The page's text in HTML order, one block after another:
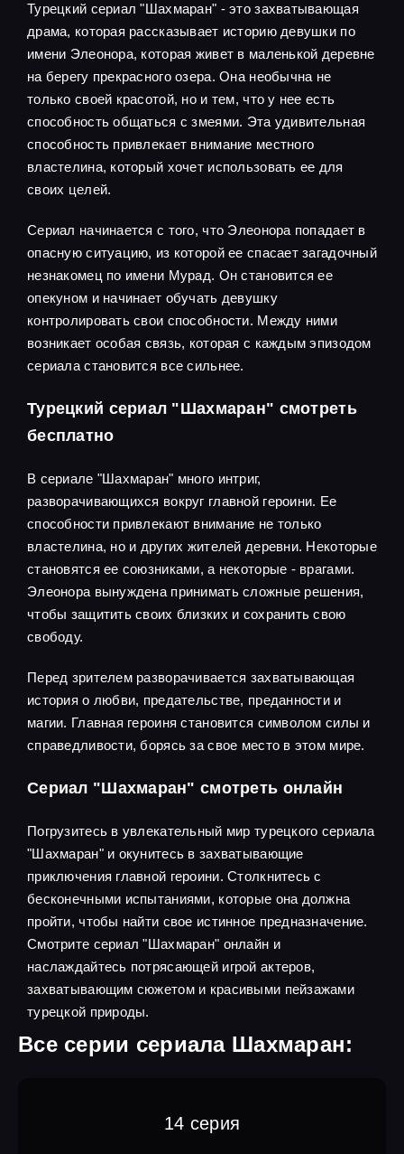
Турецкий сериал "Шахмаран" - это захватывающая
драма, которая рассказывает историю девушки по
имени Элеонора, которая живет в маленькой деревне
на берегу прекрасного озера. Она необычна не
только своей красотой, но и тем, что у нее есть
способность общаться с змеями. Эта удивительная
способность привлекает внимание местного
властелина, который хочет использовать ее для
своих целей.
Сериал начинается с того, что Элеонора попадает в
опасную ситуацию, из которой ее спасает загадочный
незнакомец по имени Мурад. Он становится ее
опекуном и начинает обучать девушку
контролировать свои способности. Между ними
возникает особая связь, которая с каждым эпизодом
сериала становится все сильнее.
Турецкий сериал "Шахмаран" смотреть
бесплатно
В сериале "Шахмаран" много интриг,
разворачивающихся вокруг главной героини. Ее
способности привлекают внимание не только
властелина, но и других жителей деревни. Некоторые
становятся ее союзниками, а некоторые - врагами.
Элеонора вынуждена принимать сложные решения,
чтобы защитить своих близких и сохранить свою
свободу.
Перед зрителем разворачивается захватывающая
история о любви, предательстве, преданности и
магии. Главная героиня становится символом силы и
справедливости, борясь за свое место в этом мире.
Сериал "Шахмаран" смотреть онлайн
Погрузитесь в увлекательный мир турецкого сериала
"Шахмаран" и окунитесь в захватывающие
приключения главной героини. Столкнитесь с
бесконечными испытаниями, которые она должна
пройти, чтобы найти свое истинное предназначение.
Смотрите сериал "Шахмаран" онлайн и
наслаждайтесь потрясающей игрой актеров,
захватывающим сюжетом и красивыми пейзажами
турецкой природы.
Все серии сериала Шахмаран:
14 серия